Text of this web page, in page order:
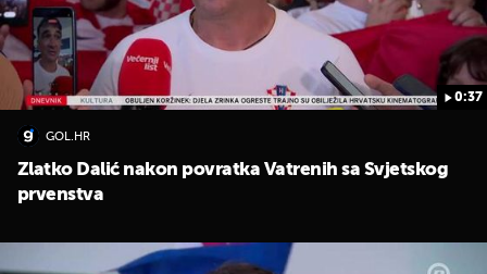
0:37
GOL.HR
Zlatko Dalić nakon povratka Vatrenih sa Svjetskog
prvenstva